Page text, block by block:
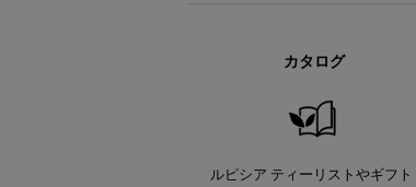
カタログ
ルピシア ティーリストやギフト